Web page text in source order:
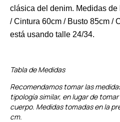
clásica del denim. Medidas
/ Cintura 60cm / Busto 85cm /
está usando talle 24/34.
Tabla de Medidas
Recomendamos tomar las
tipología similar, en lugar de
cuerpo. Medidas tomadas en la
cm.